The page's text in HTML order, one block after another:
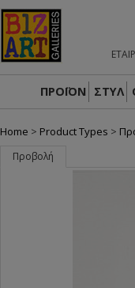
ΠΡΟΪΟΝ ΣΤΥΛ
Home > Product Types >
Προβολή